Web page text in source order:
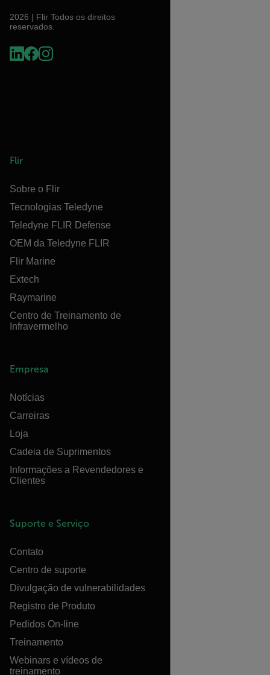
2026 | Flir Todos os direitos
reservados.
Flir
Sobre o Flir
Tecnologias Teledyne
Teledyne FLIR Defense
OEM da Teledyne FLIR
Flir Marine
Extech
Raymarine
Centro de Treinamento de
Infravermelho
Empresa
Notícias
Carreiras
Loja
Cadeia de Suprimentos
Informações a Revendedores e
Clientes
Suporte e Serviço
Contato
Centro de suporte
Divulgação de vulnerabilidades
Registro de Produto
Pedidos On-line
Treinamento
Webinars e vídeos de
treinamento